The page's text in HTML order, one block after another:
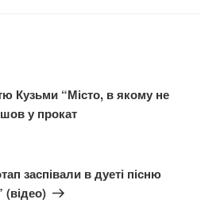
Кузьми “Місто, в якому не
у прокат
заспівали в дуеті пісню